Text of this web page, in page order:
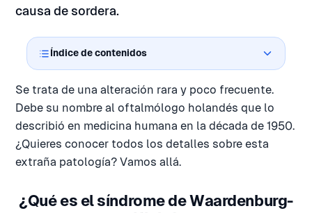
causa de sordera.
Índice de contenidos
Se trata de una alteración rara y poco frecuente.
Debe su nombre al oftalmólogo holandés que lo
describió en medicina humana en la década de 1950.
¿Quieres conocer todos los detalles sobre esta
extraña patología? Vamos allá.
¿Qué es el síndrome de Waardenburg-